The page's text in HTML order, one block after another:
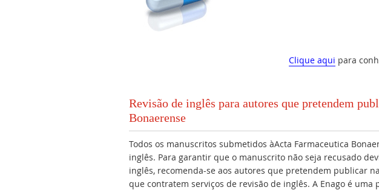
Clique aqui para
Revisão de inglês para autores que pretendem
Bonaerense
Todos os manuscritos submetidos àActa Farmaceutica
inglês. Para garantir que o manuscrito não seja recusado
inglês, recomenda-se aos autores que pretendem publicar
que contratem serviços de revisão de inglês. A Enago é